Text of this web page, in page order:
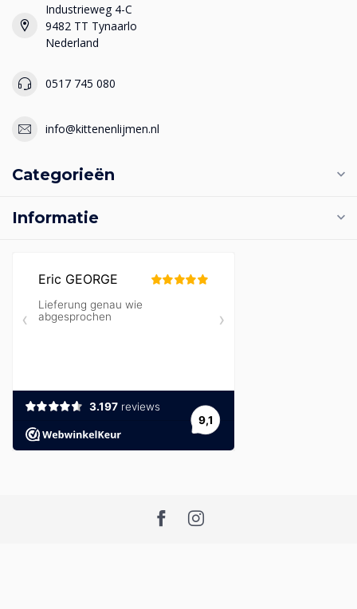
Industrieweg 4-C
9482 TT Tynaarlo
Nederland
0517 745 080
info@kittenenlijmen.nl
Categorieën
Informatie